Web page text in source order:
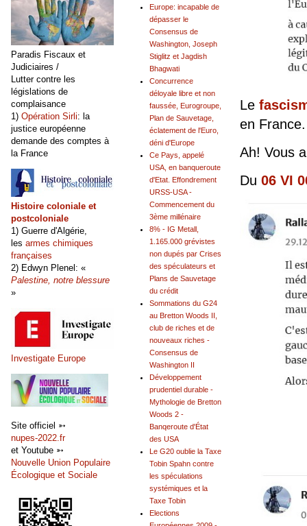
Le
en France.
Ah! Vous
Du 06 VI
Europe: incapable de
dépasser le
Consensus de
Washington, Joseph
Stiglitz et Jagdish
Bhagwati
Concurrence
déloyale libre et non
faussée, Eurogroupe,
Plan de Sauvetage,
éclatement de l'Euro,
déni d'Europe
Ce Pays, appelé
USA, en banqueroute
d'Etat. Effondrement
URSS-USA -
Commencement du
3ème millénaire
8% - IG Metall,
1.165.000 grévistes
non dupés par Crises
des spéculateurs et
Plans de Sauvetage
du crédit
Sommations du G24
au Bretton Woods II,
club de riches et de
nouveaux riches -
Consensus de
Washington II
Développement
prudentiel durable -
Mythologie de Bretton
Woods 2 -
Banqeroute d'État
des USA
Le G20 oublie la Taxe
Tobin Spahn contre
les spéculations
systémiques et la
Taxe Tobin
Elections
Paradis Fiscaux et
Judiciaires /
Lutter contre les
législations de
complaisance
1) Opération Sirli: la
justice européenne
demande des comptes à
la France
Histoire coloniale et
postcoloniale
1) Guerre d'Algérie,
les armes chimiques
françaises
2) Edwyn Plenel: «
Palestine, notre blessure
»
Investigate Europe
Site officiel ➳
nupes-2022.fr
et Youtube ➳
Nouvelle Union Populaire
Écologique et Sociale